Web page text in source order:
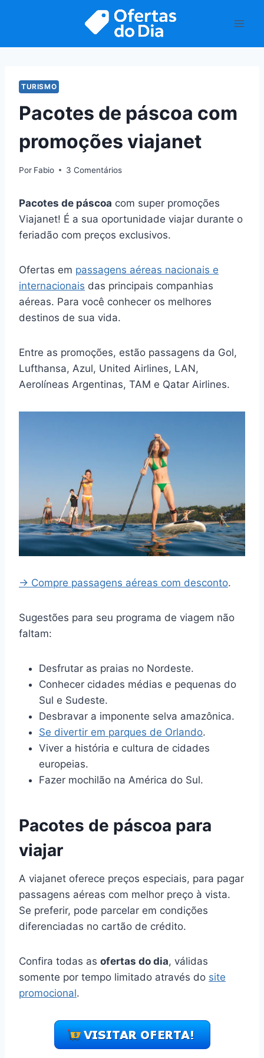
TURISMO
Pacotes de páscoa com
promoções viajanet
Por Fabio 3 Comentários
Pacotes de páscoa com super promoções
Viajanet! É a sua oportunidade viajar durante o
feriadão com preços exclusivos.
Ofertas em passagens aéreas nacionais e
internacionais das principais companhias
aéreas. Para você conhecer os melhores
destinos de sua vida.
Entre as promoções, estão passagens da Gol,
Lufthansa, Azul, United Airlines, LAN,
Aerolíneas Argentinas, TAM e Qatar Airlines.
→ Compre passagens aéreas com desconto.
Sugestões para seu programa de viagem não
faltam:
Desfrutar as praias no Nordeste.
Conhecer cidades médias e pequenas do
Sul e Sudeste.
Desbravar a imponente selva amazônica.
Se divertir em parques de Orlando.
Viver a história e cultura de cidades
europeias.
Fazer mochilão na América do Sul.
Pacotes de páscoa para
viajar
A viajanet oferece preços especiais, para pagar
passagens aéreas com melhor preço à vista.
Se preferir, pode parcelar em condições
diferenciadas no cartão de crédito.
Confira todas as ofertas do dia, válidas
somente por tempo limitado através do site
promocional.